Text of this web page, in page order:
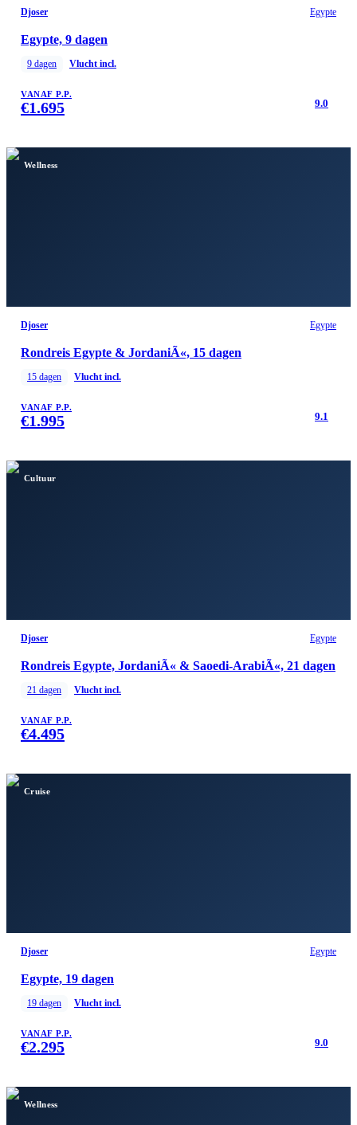
Djoser Egypte
Egypte, 9 dagen
9 dagen Vlucht incl.
VANAF P.P.
€1.695 9.0
Wellness
Djoser Egypte
Rondreis Egypte & JordaniÃ«, 15 dagen
15 dagen Vlucht incl.
VANAF P.P.
€1.995 9.1
Cultuur
Djoser Egypte
Rondreis Egypte, JordaniÃ« & Saoedi-ArabiÃ«, 21 dagen
21 dagen Vlucht incl.
VANAF P.P.
€4.495
Cruise
Djoser Egypte
Egypte, 19 dagen
19 dagen Vlucht incl.
VANAF P.P.
€2.295 9.0
Wellness